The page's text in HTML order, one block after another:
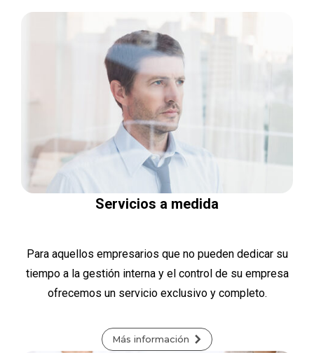
Servicios a medida
Para aquellos empresarios que no pueden dedicar su
tiempo a la gestión interna y el control de su empresa
ofrecemos un servicio exclusivo y completo.
Más información